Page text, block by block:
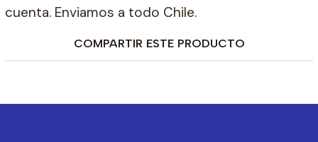
cuenta. Enviamos a todo Chile.
COMPARTIR ESTE PRODUCTO